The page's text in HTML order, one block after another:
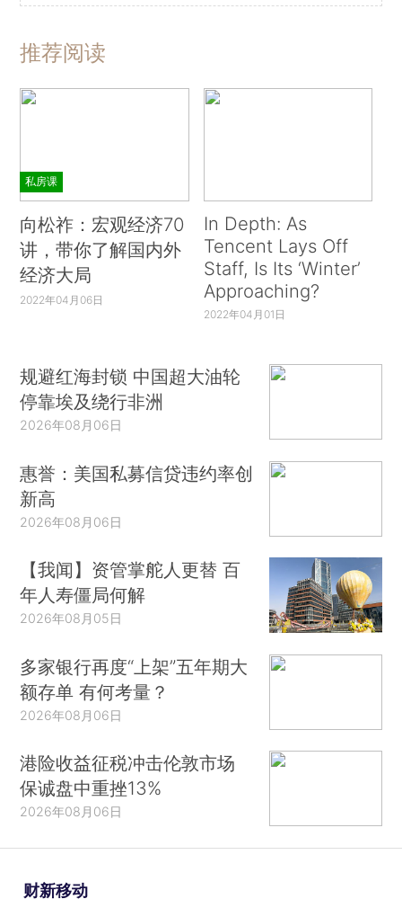
推荐阅读
私房课
向松祚：宏观经济70
讲，带你了解国内外
经济大局
2022年04月06日
In Depth: As
Tencent Lays Off
Staff, Is Its ‘Winter’
Approaching?
2022年04月01日
规避红海封锁 中国超大油轮
停靠埃及绕行非洲
2026年08月06日
惠誉：美国私募信贷违约率创
新高
2026年08月06日
【我闻】资管掌舵人更替 百
年人寿僵局何解
2026年08月05日
多家银行再度“上架”五年期大
额存单 有何考量？
2026年08月06日
港险收益征税冲击伦敦市场
保诚盘中重挫13%
2026年08月06日
财新移动